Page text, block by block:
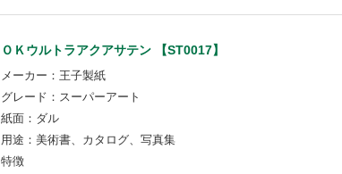
ＯＫウルトラアクアサテン 【ST0017】
メーカー：王子製紙
グレード：スーパーアート
紙面：ダル
用途：美術書、カタログ、写真集
特徴